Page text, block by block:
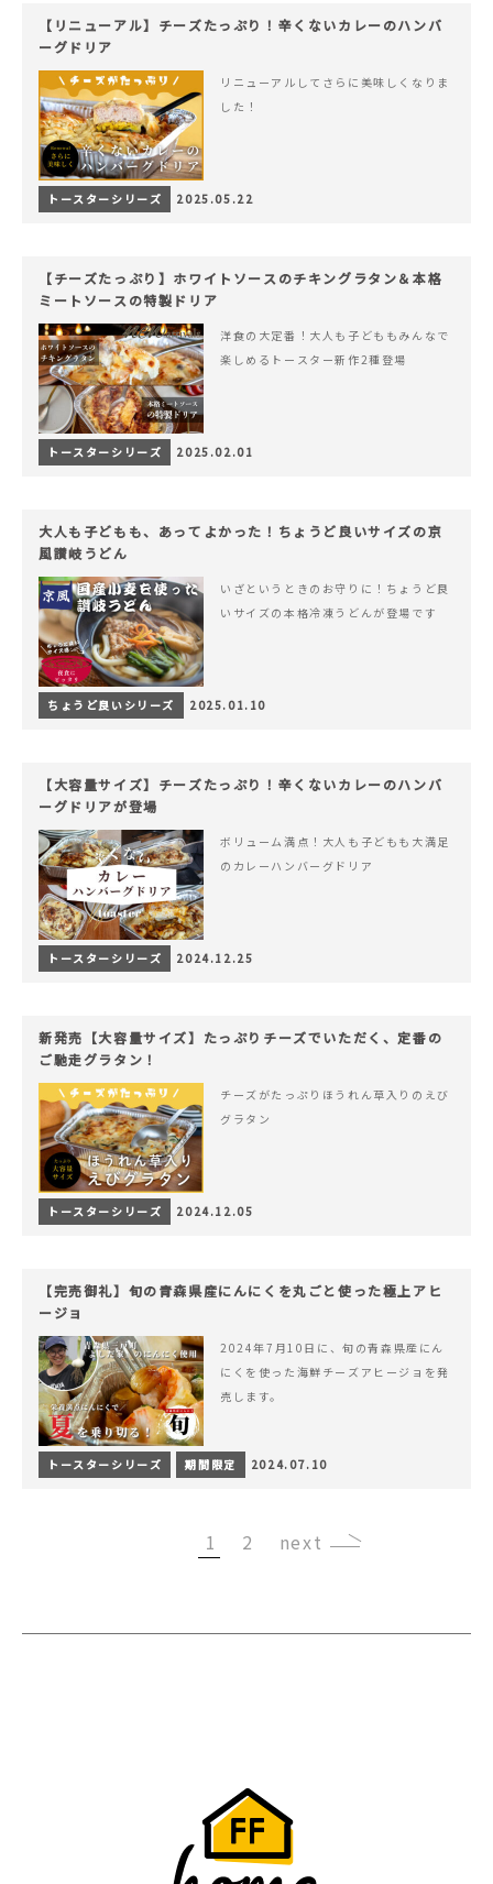
【リニューアル】チーズたっぷり！辛くないカレーのハンバ
ーグドリア
リニューアルしてさらに美味しくなりま
した！
トースターシリーズ 2025.05.22
【チーズたっぷり】ホワイトソースのチキングラタン＆本格
ミートソースの特製ドリア
洋食の大定番！大人も子どももみんなで
楽しめるトースター新作2種登場
トースターシリーズ 2025.02.01
大人も子どもも、あってよかった！ちょうど良いサイズの京
風讃岐うどん
いざというときのお守りに！ちょうど良
いサイズの本格冷凍うどんが登場です
ちょうど良いシリーズ 2025.01.10
【大容量サイズ】チーズたっぷり！辛くないカレーのハンバ
ーグドリアが登場
ボリューム満点！大人も子どもも大満足
のカレーハンバーグドリア
トースターシリーズ 2024.12.25
新発売【大容量サイズ】たっぷりチーズでいただく、定番の
ご馳走グラタン！
チーズがたっぷりほうれん草入りのえび
グラタン
トースターシリーズ 2024.12.05
【完売御礼】旬の青森県産にんにくを丸ごと使った極上アヒ
ージョ
2024年7月10日に、旬の青森県産にん
にくを使った海鮮チーズアヒージョを発
売します。
トースターシリーズ 期間限定 2024.07.10
1 2 ›